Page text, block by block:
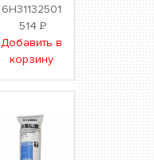
6H31132501
514 Р
Добавить в
корзину